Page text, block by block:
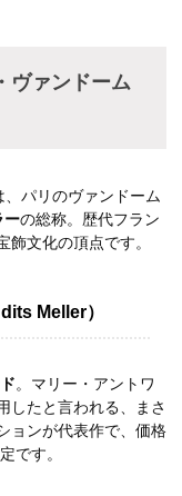
ヴァンドーム
、パリのヴァンドーム
ーの総称。歴代フラン
文化の頂点です。
Meller）
。マリー・アントワ
したと言われる、まさ
ョンが代表作で、価格
です。